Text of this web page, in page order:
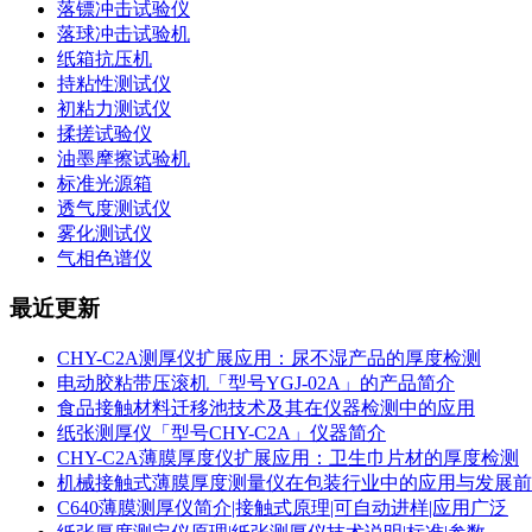
落镖冲击试验仪
落球冲击试验机
纸箱抗压机
持粘性测试仪
初粘力测试仪
揉搓试验仪
油墨摩擦试验机
标准光源箱
透气度测试仪
雾化测试仪
气相色谱仪
最近更新
CHY-C2A测厚仪扩展应用：尿不湿产品的厚度检测
电动胶粘带压滚机「型号YGJ-02A」的产品简介
食品接触材料迁移池技术及其在仪器检测中的应用
纸张测厚仪「型号CHY-C2A」仪器简介
CHY-C2A薄膜厚度仪扩展应用：卫生巾片材的厚度检测
机械接触式薄膜厚度测量仪在包装行业中的应用与发展
C640薄膜测厚仪简介|接触式原理|可自动进样|应用广泛